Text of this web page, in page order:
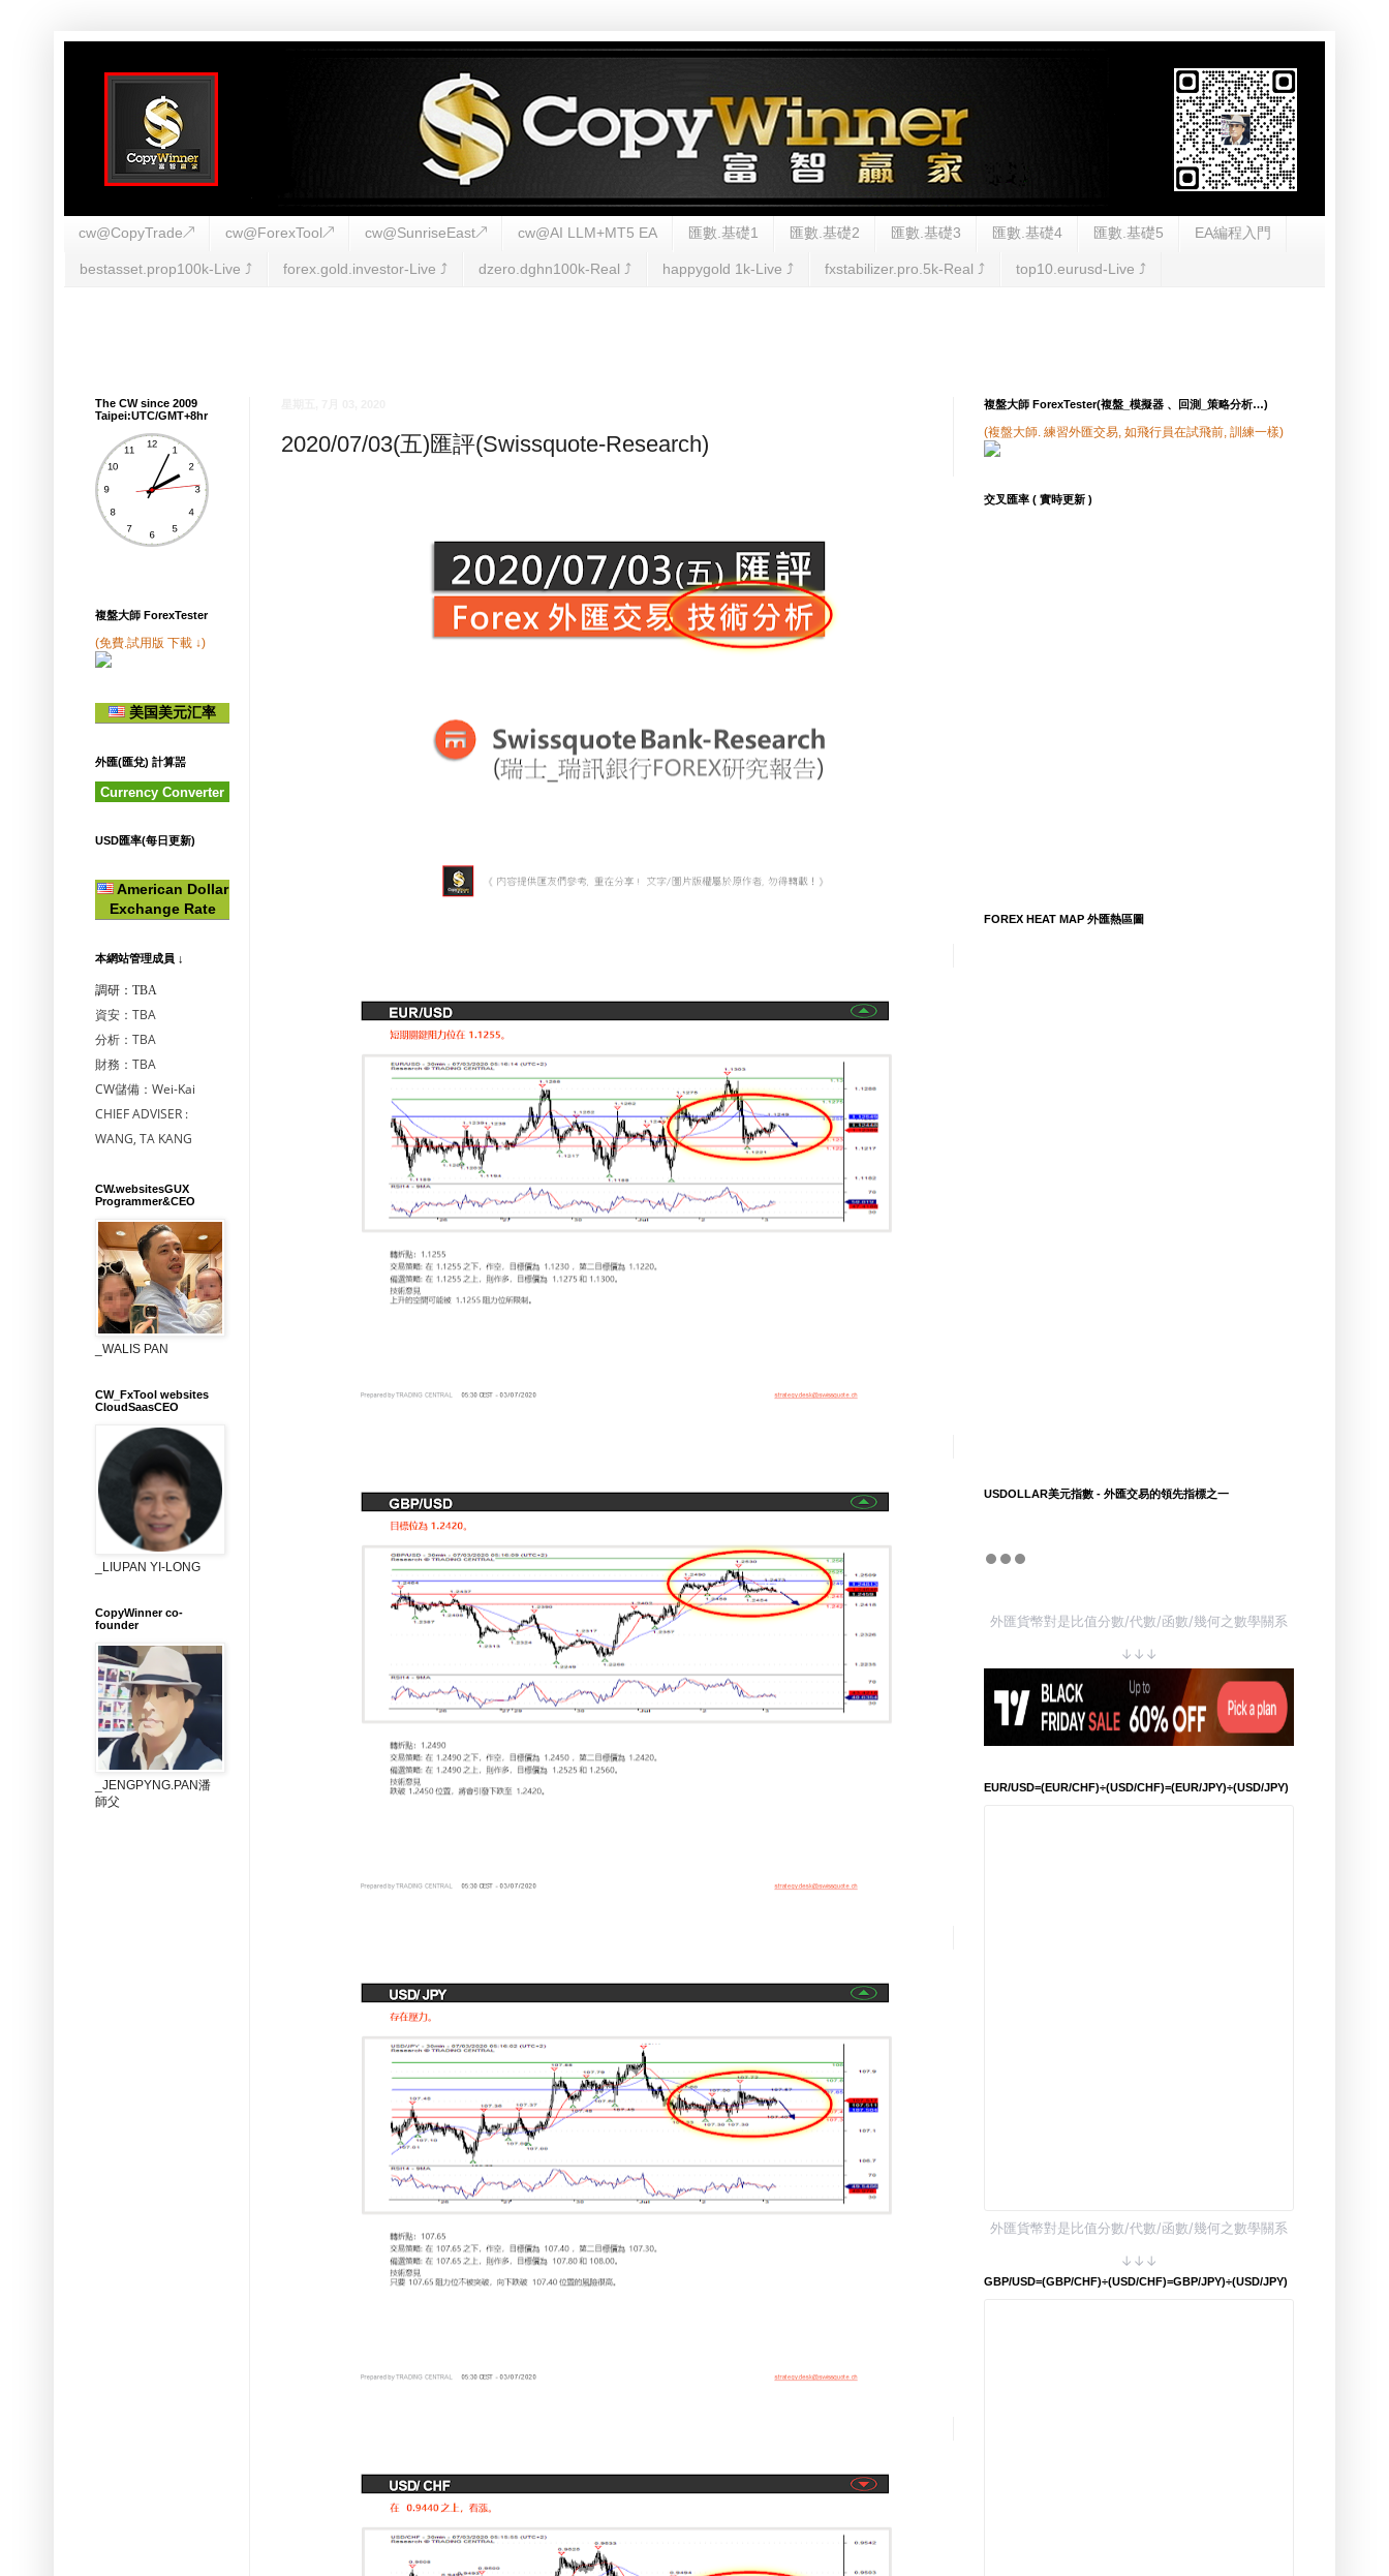
cw@CopyTrade↗ cw@ForexTool↗ cw@SunriseEast↗ cw@AI LLM+MT5 EA 匯數.基礎1 匯數.基礎2 匯數.基礎3 匯數.基礎4 匯數.基礎5 EA編程入門
bestasset.prop100k-Live ⤴︎ forex.gold.investor-Live ⤴︎ dzero.dghn100k-Real ⤴︎ happygold 1k-Live ⤴︎ fxstabilizer.pro.5k-Real ⤴︎ top10.eurusd-Live ⤴︎
2020/07/03(五)匯評(Swissquote-Research)
The CW since 2009
Taipei:UTC/GMT+8hr
複盤大師 ForexTester
(免費.試用版 下載 ↓)
美国美元汇率
外匯(匯兌) 計算噐
Currency Converter
USD匯率(每日更新)
American Dollar
Exchange Rate
本網站管理成員 ↓
調研：TBA
資安：TBA
分析：TBA
財務：TBA
CW儲備：Wei-Kai
CHIEF ADVISER :
WANG, TA KANG
CW.websitesGUX
Programmer&CEO
_WALIS PAN
CW_FxTool websites
CloudSaasCEO
_LIUPAN YI-LONG
CopyWinner co-
founder
_JENGPYNG.PAN潘
師父
複盤大師 ForexTester(複盤_模擬器 、回測_策略分析…)
(複盤大師. 練習外匯交易, 如飛行員在試飛前, 訓練一樣)
交叉匯率 ( 實時更新 )
FOREX HEAT MAP 外匯熱區圖
USDOLLAR美元指數 - 外匯交易的領先指標之一
外匯貨幣對是比值分數/代數/函數/幾何之數學關系
↓↓↓
EUR/USD=(EUR/CHF)÷(USD/CHF)=(EUR/JPY)÷(USD/JPY)
外匯貨幣對是比值分數/代數/函數/幾何之數學關系
↓↓↓
GBP/USD=(GBP/CHF)÷(USD/CHF)=GBP/JPY)÷(USD/JPY)